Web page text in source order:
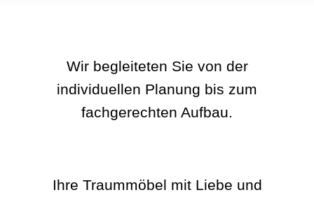
Wir begleiteten Sie von der
individuellen Planung bis zum
fachgerechten Aufbau.
Ihre Traummöbel mit Liebe und